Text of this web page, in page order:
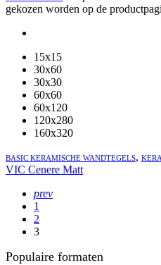
gekozen worden op de
15x15
30x60
30x30
60x60
60x120
120x280
160x320
BASIC KERAMISCHE WANDTEGELS,
VIC Cenere Matt
prev
1
2
3
Populaire formaten